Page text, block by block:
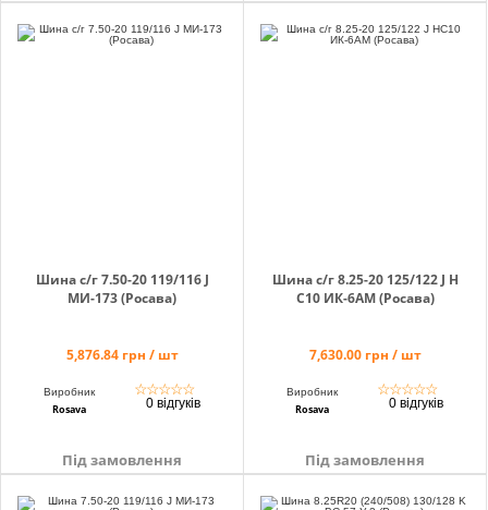
Шина с/г 7.50-20 119/116 J
МИ-173 (Росава)
5,876.84 грн / шт
Виробник
Rosava
☆☆☆☆☆
0 відгуків
Під замовлення
Шина с/г 8.25-20 125/122 J H
C10 ИК-6АМ (Росава)
7,630.00 грн / шт
Виробник
Rosava
☆☆☆☆☆
0 відгуків
Під замовлення